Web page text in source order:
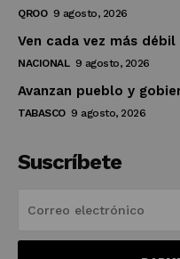
QROO 9 agosto, 2026
Ven cada vez más
NACIONAL 9 agosto, 2026
Avanzan pueblo y
TABASCO 9 agosto, 2026
Suscríbete